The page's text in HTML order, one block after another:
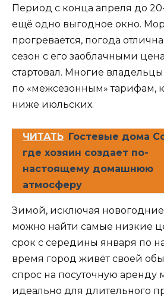
Период с конца апреля до
ещё одно выгодное окно.
прогревается, погода
сезон с его заоблачными
стартовал. Многие
по «межсезонным» тарифам,
ниже июльских.
ЧИТАТЬ Гостевые дома
где хозяин создает по-
настоящему домашнюю
атмосферу
Зимой, исключая
можно найти самые низкие
срок с середины января по
время город живёт своей
спрос на посуточную аренду
идеально для длительного